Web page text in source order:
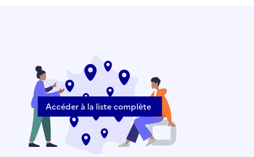
Accéder à la liste complète